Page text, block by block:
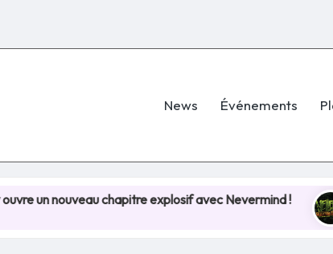
News
Événements
explosif avec Nevermind ! Hellfest 2026
8 juillet 2025